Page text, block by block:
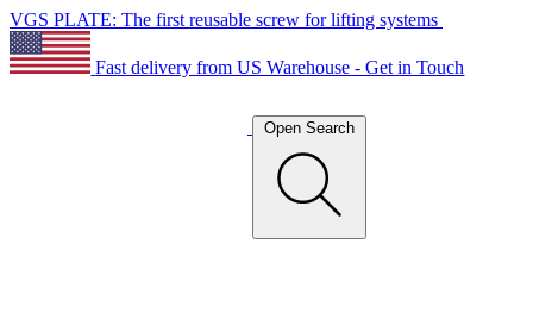
VGS PLATE: The first reusable screw for lifting systems
Fast delivery from US Warehouse - Get in Touch
Open Search